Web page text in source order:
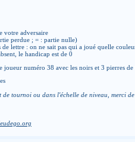
votre adversaire
perdue ; = : partie nulle)
lettre : on ne sait pas qui a joué quelle
le handicap est de 0
numéro 38 avec les noirs et 3 pierres de
tournoi ou dans l'échelle de niveau, merci